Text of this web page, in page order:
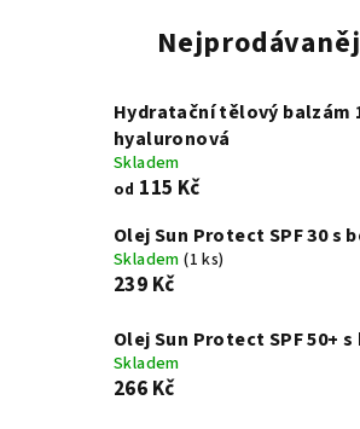
Hydratační tělový balzám
hyaluronová
Skladem
od 115 Kč
Olej Sun Protect SPF 30 s
Skladem(1 ks)
239 Kč
Olej Sun Protect SPF 50+
Skladem
266 Kč